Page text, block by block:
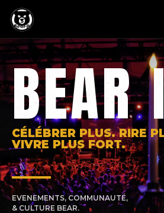
BEAR
CÉLÉBRER PLUS. RIRE
VIVRE PLUS FORT.
EVENEMENTS, COMMUNAUTÉ,
& CULTURE BEAR.